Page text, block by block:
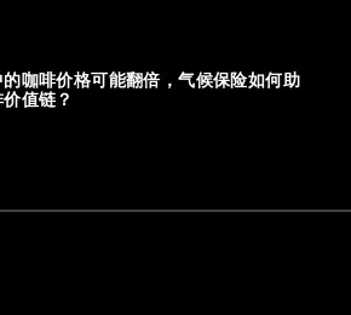
咖啡价格可能翻倍，气候保险如何助
值链？